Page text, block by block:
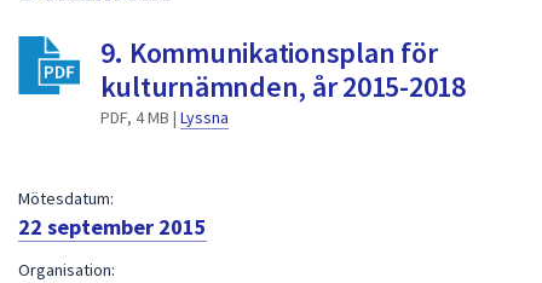
för
att
9. Kommunikationsplan för
kulturnämnden, år 2015-2018
PDF, 4 MB | Lyssna
Mötesdatum:
22 september 2015
Organisation: